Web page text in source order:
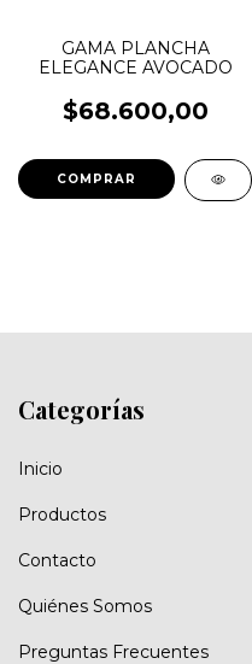
GAMA PLANCHA
ELEGANCE AVOCADO
$68.600,00
Categorías
Inicio
Productos
Contacto
Quiénes Somos
Preguntas Frecuentes